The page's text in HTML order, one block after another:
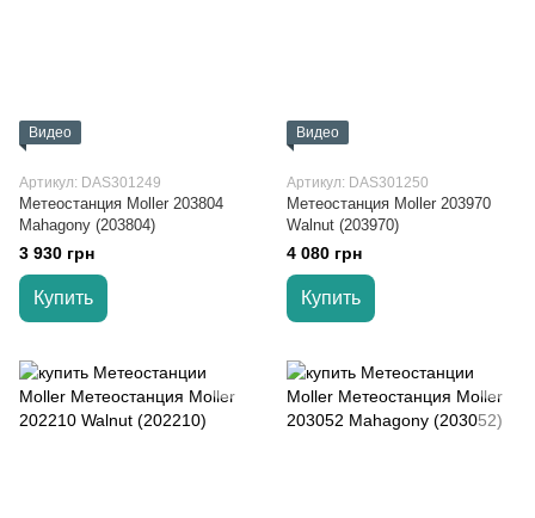
Видео
Артикул: DAS301249
Метеостанция Moller 203804
Mahagony (203804)
3 930 грн
Купить
Видео
Артикул: DAS301250
Метеостанция Moller 203970
Walnut (203970)
4 080 грн
Купить